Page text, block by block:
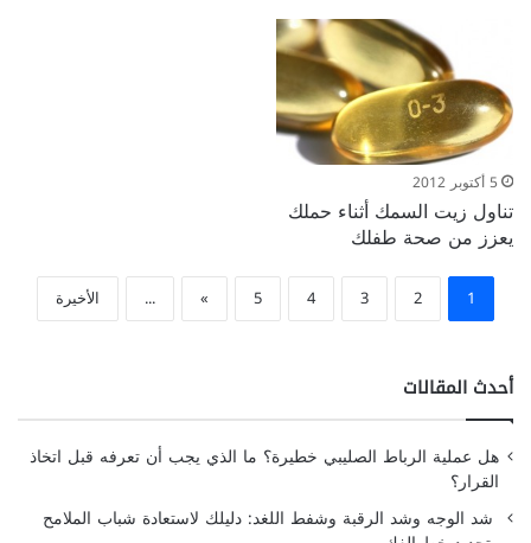
5 أكتوبر 2012
تناول زيت السمك أثناء حملك
يعزز من صحة طفلك
1
2
3
4
5
»
... الأخيرة
أحدث المقالات
هل عملية الرباط الصليبي خطيرة؟ ما الذي يجب أن تعرفه قبل اتخاذ
القرار؟
شد الوجه وشد الرقبة وشفط اللغد: دليلك لاستعادة شباب الملامح